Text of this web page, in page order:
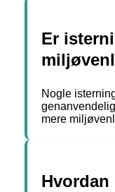
Er
Nogle
mere
Hvordan